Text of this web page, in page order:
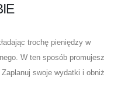
trochę pieniędzy w
W ten sposób promujesz
swoje wydatki i obniż